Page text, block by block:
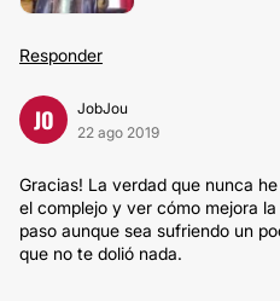
Responder
JO
JobJou
22 ago 2019
Gracias! La verdad que nunca
el complejo y ver cómo mejora
paso aunque sea sufriendo un
que no te dolió nada.